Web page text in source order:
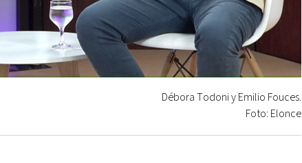
Débora Todoni y Emilio Fouces.
Foto: Elonce